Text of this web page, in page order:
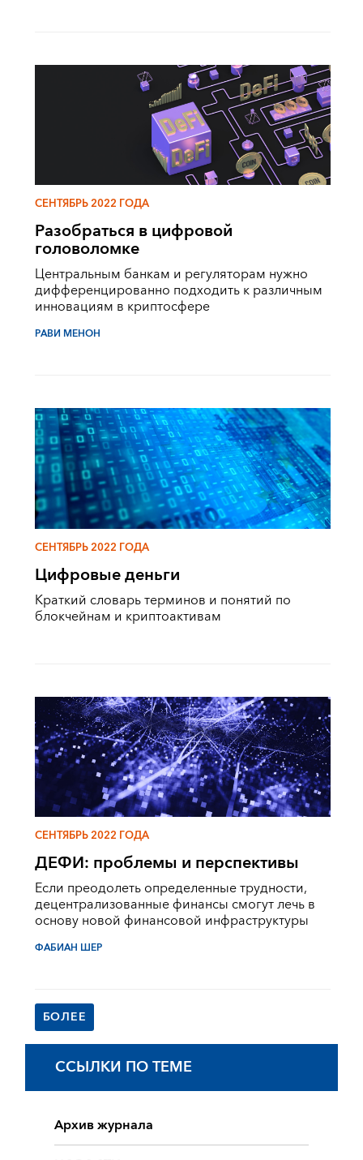
СЕНТЯБРЬ 2022 ГОДА
Разобраться в цифровой
головоломке
Центральным банкам и регуляторам нужно
дифференцированно подходить к различным
инновациям в криптосфере
РАВИ МЕНОН
СЕНТЯБРЬ 2022 ГОДА
Цифровые деньги
Краткий словарь терминов и понятий по
блокчейнам и криптоактивам
СЕНТЯБРЬ 2022 ГОДА
ДЕФИ: проблемы и перспективы
Если преодолеть определенные трудности,
децентрализованные финансы смогут лечь в
основу новой финансовой инфраструктуры
ФАБИАН ШЕР
БОЛЕЕ
ССЫЛКИ ПО ТЕМЕ
Архив журнала